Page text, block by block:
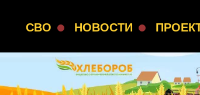
СВО НОВОСТИ